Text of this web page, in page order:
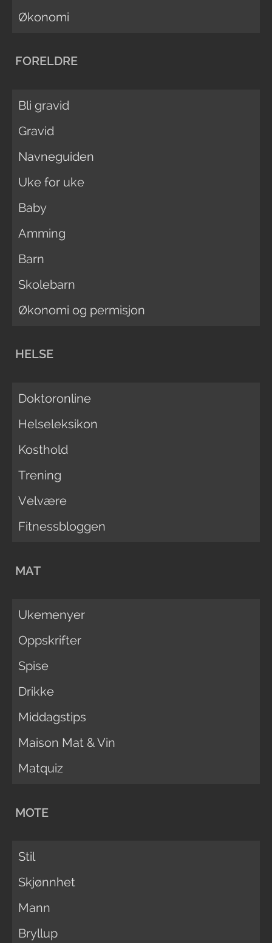
Økonomi
FORELDRE
Bli gravid
Gravid
Navneguiden
Uke for uke
Baby
Amming
Barn
Skolebarn
Økonomi og permisjon
HELSE
Doktoronline
Helseleksikon
Kosthold
Trening
Velvære
Fitnessbloggen
MAT
Ukemenyer
Oppskrifter
Spise
Drikke
Middagstips
Maison Mat & Vin
Matquiz
MOTE
Stil
Skjønnhet
Mann
Bryllup